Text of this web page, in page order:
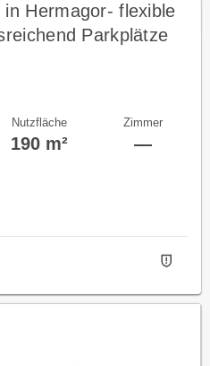
Hermagor- flexible
Parkplätze
Nutzfläche
190 m²
Zimmer
—